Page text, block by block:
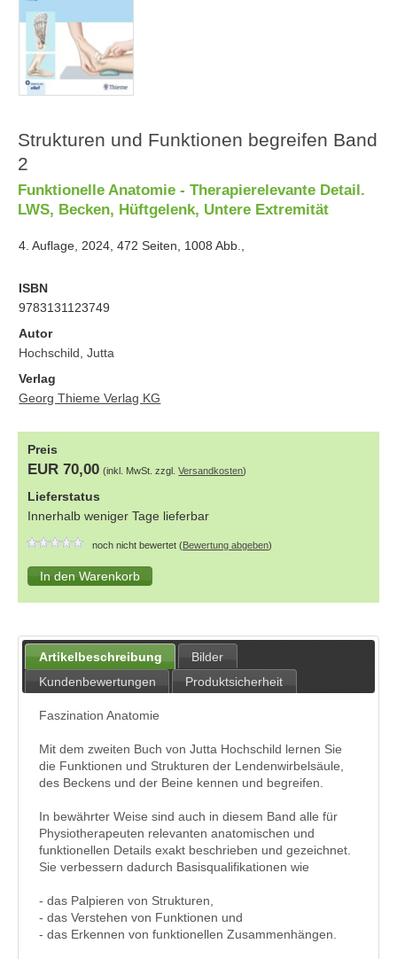
Strukturen und Funktionen begreifen Band
2
Funktionelle Anatomie - Therapierelevante Detail.
LWS, Becken, Hüftgelenk, Untere Extremität
4. Auflage, 2024, 472 Seiten, 1008 Abb.,
ISBN
9783131123749
Autor
Hochschild, Jutta
Verlag
Georg Thieme Verlag KG
Preis
EUR 70,00 (inkl. MwSt. zzgl.Versandkosten)
Lieferstatus
Innerhalb weniger Tage lieferbar
noch nicht bewertet (Bewertung abgeben)
Artikelbeschreibung
Bilder
Kundenbewertungen
Produktsicherheit
Faszination Anatomie
Mit dem zweiten Buch von Jutta Hochschild lernen Sie
die Funktionen und Strukturen der Lendenwirbelsäule,
des Beckens und der Beine kennen und begreifen.
In bewährter Weise sind auch in diesem Band alle für
Physiotherapeuten relevanten anatomischen und
funktionellen Details exakt beschrieben und gezeichnet.
Sie verbessern dadurch Basisqualifikationen wie
- das Palpieren von Strukturen,
- das Verstehen von Funktionen und
- das Erkennen von funktionellen Zusammenhängen.